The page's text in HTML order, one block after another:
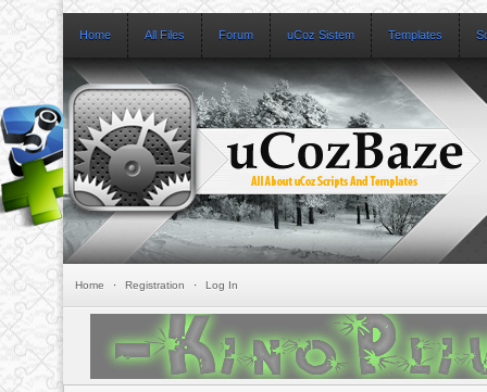
Home All Files Forum uCoz Sistem Templates
Home · Registration · Log In